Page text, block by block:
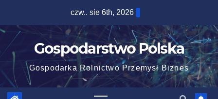
content
czw.. sie 6th, 2026
Gospodarstwo Polska
Gospodarka Rolnictwo Przemysł Biznes